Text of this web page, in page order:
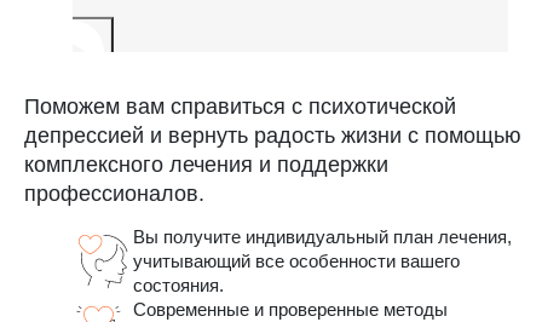
Поможем вам справиться с психотической
депрессией и вернуть радость жизни с помощью
комплексного лечения и поддержки
профессионалов.
Вы получите индивидуальный план лечения,
учитывающий все особенности вашего
состояния.
Современные и проверенные методы